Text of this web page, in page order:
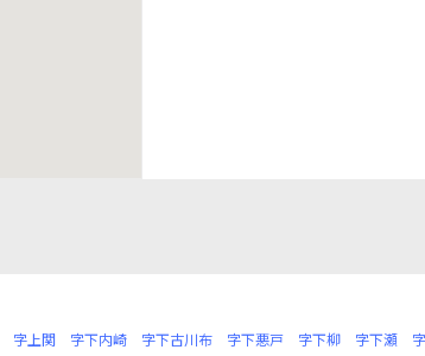
字上関 字下内崎 字下古川布 字下悪戸 字下柳 字下瀬